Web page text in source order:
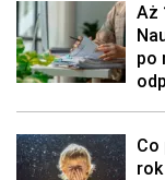
Aż
po
Co
rok